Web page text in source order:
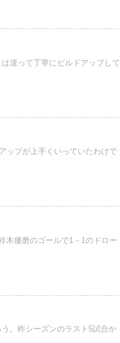
違って丁寧にビルドアップして
ップが上手くいっていたわけで
木優磨のゴールで1－1のドロー
。昨シーズンのラスト5試合か